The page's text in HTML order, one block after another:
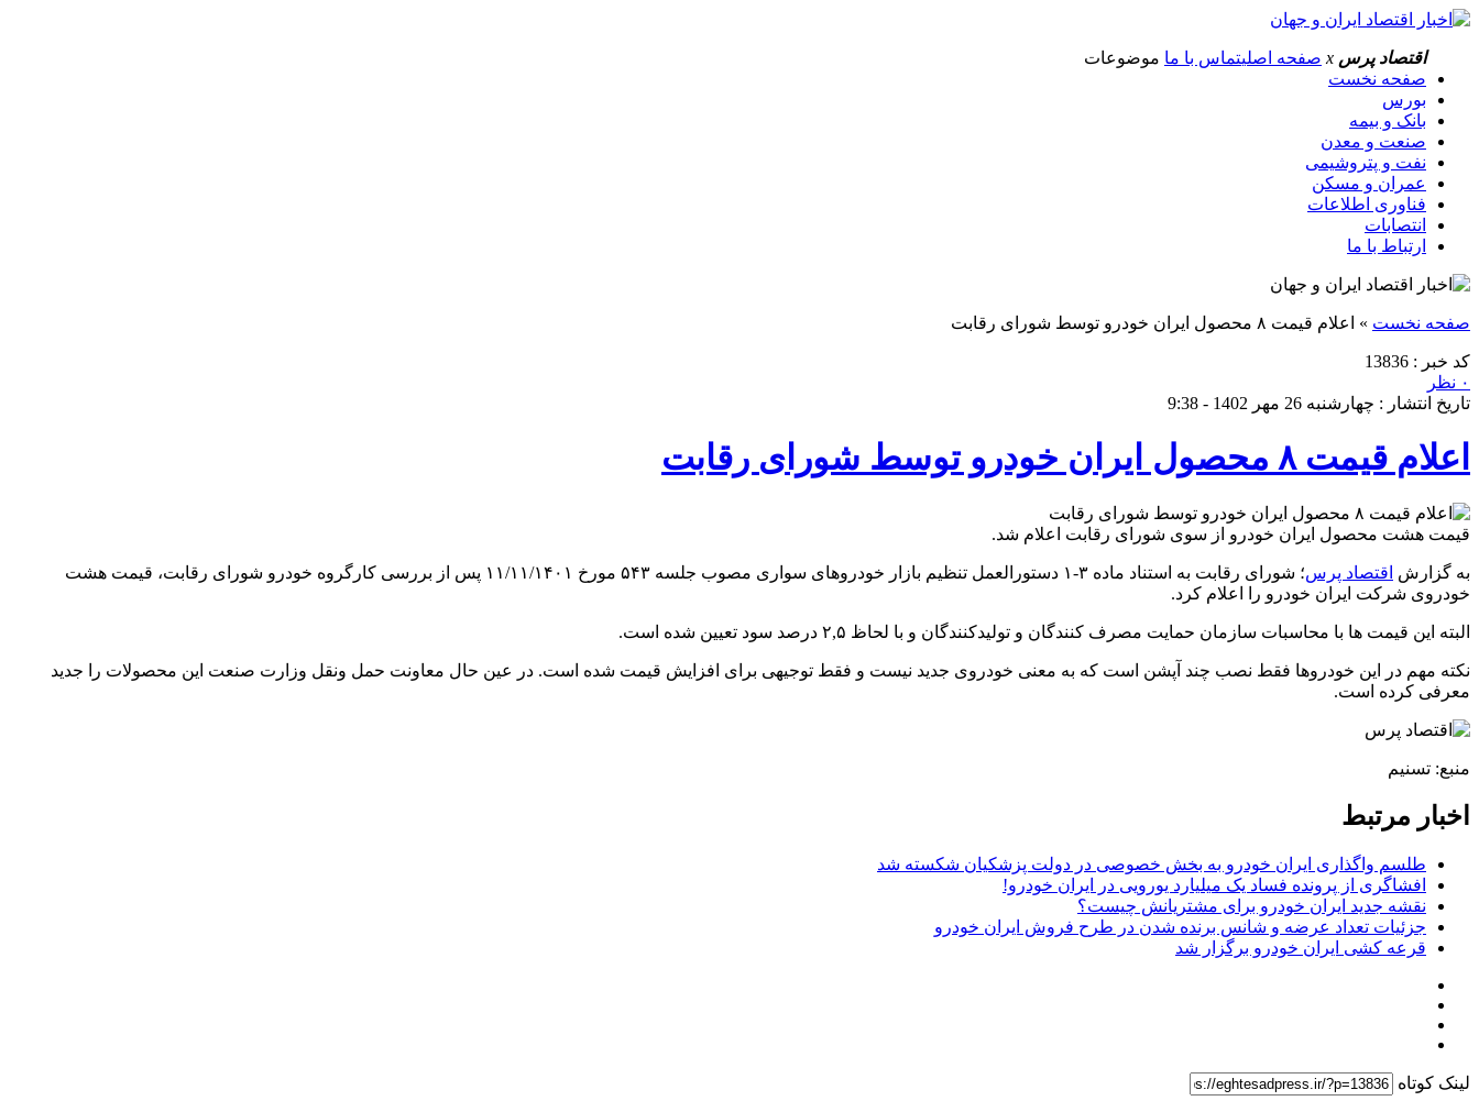
اقتصاد پرس x صفحه اصلیتماس با ما موضوعات
صفحه نخست
بورس
بانک و بیمه
صنعت و معدن
نفت و پتروشیمی
عمران و مسکن
فناوری اطلاعات
انتصابات
ارتباط با ما
صفحه نخست » اعلام قیمت ۸ محصول ایران خودرو توسط شورای رقابت
کد خبر : 13836
۰ نظر
تاریخ انتشار : چهارشنبه 26 مهر 1402 - 9:38
اعلام قیمت ۸ محصول ایران خودرو توسط شورای رقابت
قیمت هشت محصول ایران خودرو از سوی شورای رقابت اعلام شد.
به گزارش اقتصاد پرس
؛ شورای رقابت به استناد ماده ۳-۱ دستورالعمل تنظیم بازار خودروهای سواری مصوب جلسه ۵۴۳ مورخ ۱۱/۱۱/۱۴۰۱ پس از بررسی کارگروه خودرو شورای رقابت، قیمت هشت
خودروی شرکت ایران خودرو را اعلام کرد.
البته این قیمت ها با محاسبات سازمان حمایت مصرف کنندگان و تولیدکنندگان و با لحاظ ۲,۵ درصد سود تعیین شده است.
نکته مهم در این خودروها فقط نصب چند آپشن است که به معنی خودروی جدید نیست و فقط توجیهی برای افزایش قیمت شده است. در عین حال معاونت حمل و‌نقل وزارت صنعت این محصولات را جدید
معرفی کرده است.
منبع: تسنیم
اخبار مرتبط
طلسم واگذاری ایران خودرو به بخش خصوصی در دولت ⁧پزشکیان⁩ شکسته شد
افشاگری از پرونده فساد یک میلیارد یورویی در ایران خودرو!
نقشه جدید ایران خودرو برای مشتریانش چیست؟
جزئیات تعداد عرضه و شانس برنده شدن در طرح فروش ایران خودرو
قرعه‌‌ کشی ایران‌ خودرو برگزار شد
لینک کوتاه